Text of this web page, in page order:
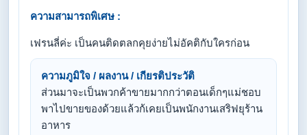
ความสามารถพิเศษ :
เฟรนลี่ค่ะ เป็นคนติดตลกคุยง่ายไม่อัคติกับใครก่อน
ความภูมิใจ / ผลงาน / เกียรติประวัติ
ส่วนมาจะเป็นพวกค้าขายมากกว่าตอนเด็กๆแม่ชอบ
พาไปขายของด้วยแล้วก้เคยเป็นพนักงานเสริฟยุร้าน
อาหาร